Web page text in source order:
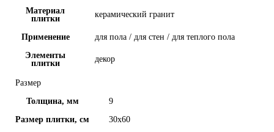
Материал
плитки
керамический гранит
Применение
для пола / для стен / для теплого пола
Элементы
плитки
декор
Размер
Толщина, мм
9
Размер плитки, см
30x60